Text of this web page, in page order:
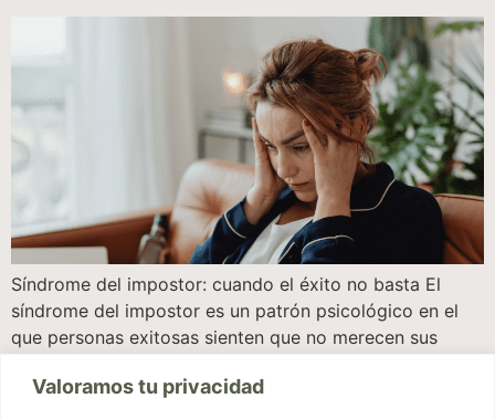
Valoramos tu privacidad
Síndrome del impostor: cuando el éxito no basta El
síndrome del impostor es un patrón psicológico en el
que personas exitosas sienten que no merecen sus
atribuyen su éxito a suerte, ayuda externa o casualidad,